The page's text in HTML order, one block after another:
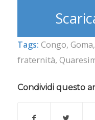
Tags: Congo, Goma,
fraternità,
Condividi questo